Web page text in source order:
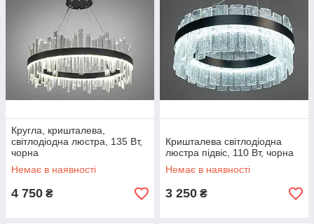
Кругла, кришталева,
світлодіодна люстра, 135 Вт,
чорна
Немає в наявності
4 750 ₴
Кришталева світлодіодна
люстра підвіс, 110 Вт, чорна
Немає в наявності
3 250 ₴